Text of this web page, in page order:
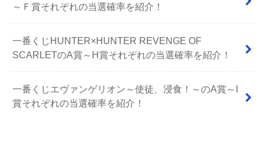
～Ｆ賞それぞれの当選確率を紹介！
一番くじHUNTER×HUNTER REVENGE OF
SCARLETのA賞～H賞それぞれの当選確率を紹介！
一番くじエヴァンゲリオン～使徒、浸食！～のA賞～I
賞それぞれの当選確率を紹介！